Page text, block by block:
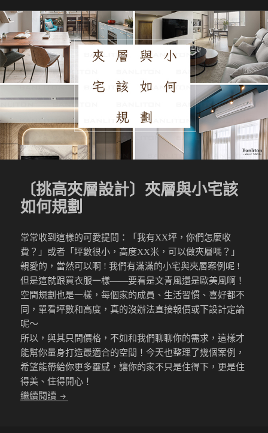
〔挑高夾層設計〕夾層與小宅該
如何規劃
常常收到這樣的可愛提問：「我有XX坪，你們怎麼收
費？」或者「坪數很小，高度XX米，可以做夾層嗎？」
親愛的，當然可以啊 ! 我們有滿滿的小宅與夾層案例呢 !
但是這就跟買衣服一樣——要看是文青風還是歐美風啊！
空間規劃也是一樣，每個家的成員、生活習慣、喜好都不
同，單看坪數和高度，真的沒辦法直接報價或下設計定論
呢～
所以，與其只問價格，不如和我們聊聊你的需求，這樣才
能幫你量身打造最適合的空間！今天也整理了幾個案例，
希望能帶給你更多靈感，讓你的家不只是住得下，更是住
得美、住得開心！
繼續閱讀 〔挑高夾層設計〕夾層與小宅該如何規劃